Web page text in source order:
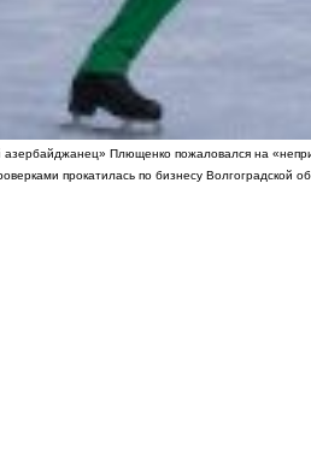
Плющенко пожаловался на
прокатилась по бизнесу Волгоградской